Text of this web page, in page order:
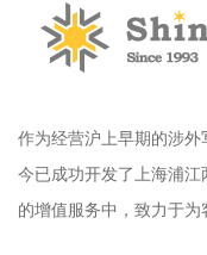
作为经营沪上早期的涉外写
今已成功开发了上海浦江两
的增值服务中，致力于为